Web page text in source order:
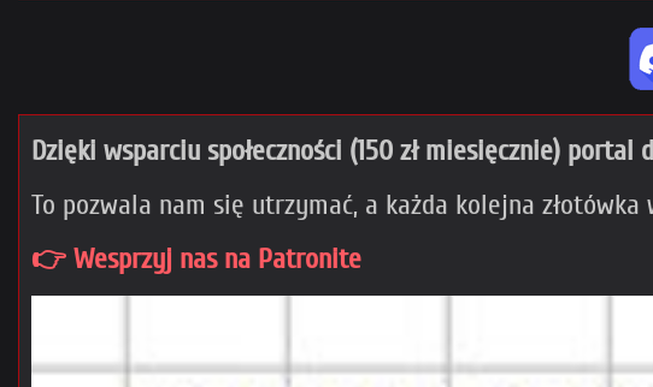
Dzięki wsparciu społeczności (150 zł miesięcznie)
To pozwala nam się utrzymać, a każda kolejna złotówka
👉 Wesprzyj nas na Patronite